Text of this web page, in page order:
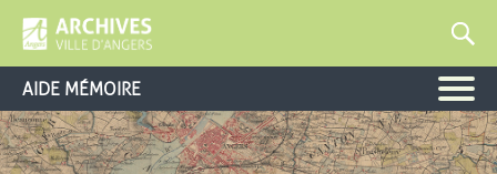
AIDE MÉMOIRE